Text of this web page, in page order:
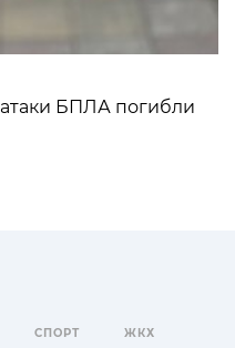
БПЛА погибли
СПОРТ ЖКХ